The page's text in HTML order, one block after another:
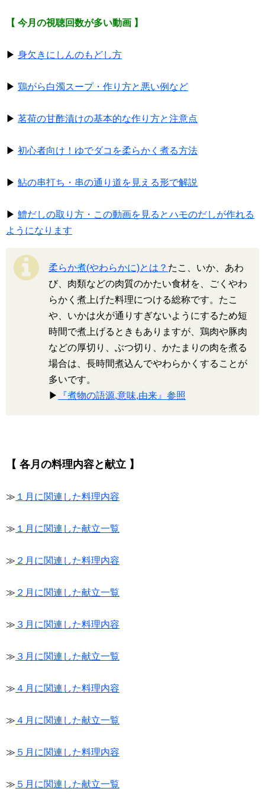
【 今月の視聴回数が多い動画 】
▶ 身欠きにしんのもどし方
▶ 鶏がら白濁スープ・作り方と悪い例など
▶ 茗荷の甘酢漬けの基本的な作り方と注意点
▶ 初心者向け！ゆでダコを柔らかく煮る方法
▶ 鮎の串打ち・串の通り道を見える形で解説
▶ 鱧だしの取り方・この動画を見るとハモのだしが作れる
ようになります
柔らか煮(やわらかに)とは？ たこ、いか、あわ
び、肉類などの肉質のかたい食材を、ごくやわ
らかく煮上げた料理につける総称です。たこ
や、いかは火が通りすぎないようにするため短
時間で煮上げるときもありますが、鶏肉や豚肉
などの厚切り、ぶつ切り、かたまりの肉を煮る
場合は、長時間煮込んでやわらかくすることが
多いです。
▶
『煮物の語源,意味,由来』参照
【 各月の料理内容と献立 】
≫ １月に関連した料理内容
≫ １月に関連した献立一覧
≫ ２月に関連した料理内容
≫ ２月に関連した献立一覧
≫ ３月に関連した料理内容
≫ ３月に関連した献立一覧
≫ ４月に関連した料理内容
≫ ４月に関連した献立一覧
≫ ５月に関連した料理内容
≫ ５月に関連した献立一覧